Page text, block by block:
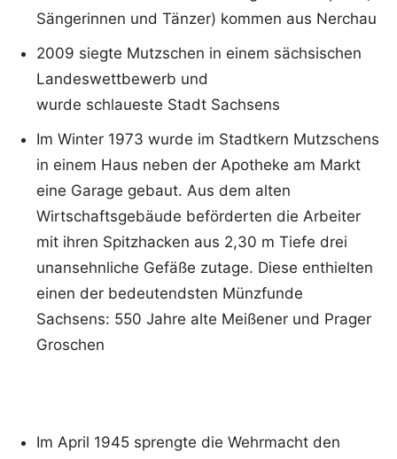
Sängerinnen und Tänzer) kommen aus Nerchau
2009 siegte Mutzschen in einem sächsischen
Landeswettbewerb und
wurde schlaueste Stadt Sachsens
Im Winter 1973 wurde im Stadtkern Mutzschens
in einem Haus neben der Apotheke am Markt
eine Garage gebaut. Aus dem alten
Wirtschaftsgebäude beförderten die Arbeiter
mit ihren Spitzhacken aus 2,30 m Tiefe drei
unansehnliche Gefäße zutage. Diese enthielten
einen der bedeutendsten Münzfunde
Sachsens: 550 Jahre alte Meißener und Prager
Groschen
Im April 1945 sprengte die Wehrmacht den